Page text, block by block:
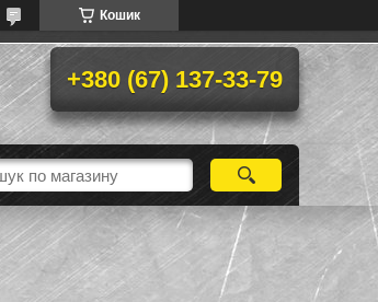
Кошик
+380 (67) 137-33-79